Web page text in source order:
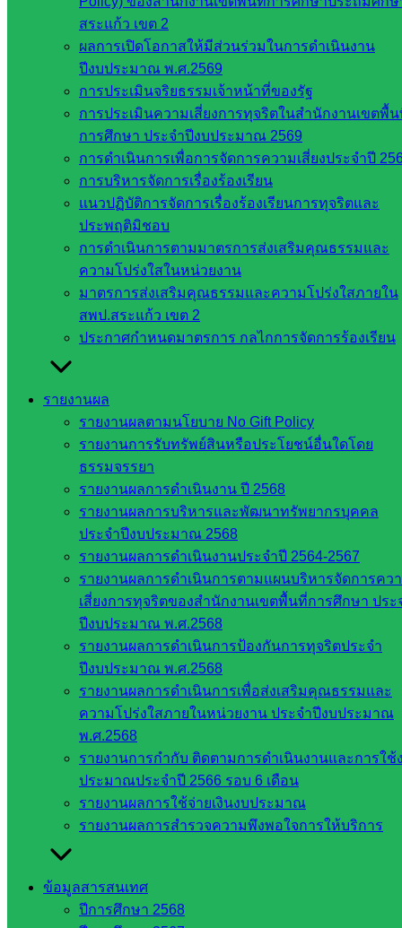
สระแก้ว เขต 2
ผลการเปิดโอกาสให้มีส่วนร่วมในการดำเนินงาน
ปีงบประมาณ พ.ศ.2569
การประเมินจริยธรรมเจ้าหน้าที่ของรัฐ
การประเมินความเสี่ยงการทุจริตในสำนักงานเขตพื้
การศึกษา ประจำปีงบประมาณ 2569
การดำเนินการเพื่อการจัดการความเสี่ยงประจำปี
การบริหารจัดการเรื่องร้องเรียน
แนวปฏิบัติการจัดการเรื่องร้องเรียนการทุจริตและ
ประพฤติมิชอบ
การดำเนินการตามมาตรการส่งเสริมคุณธรรมและ
ความโปร่งใสในหน่วยงาน
มาตรการส่งเสริมคุณธรรมและความโปร่งใสภายใน
สพป.สระแก้ว เขต 2
ประกาศกำหนดมาตรการ กลไกการจัดการร้องเรียน
รายงานผล
รายงานผลตามนโยบาย No Gift Policy
รายงานการรับทรัพย์สินหรือประโยชน์อื่นใดโดย
ธรรมจรรยา
รายงานผลการดำเนินงาน ปี 2568
รายงานผลการบริหารและพัฒนาทรัพยากรบุคคล
ประจำปีงบประมาณ 2568
รายงานผลการดำเนินงานประจำปี 2564-2567
รายงานผลการดำเนินการตามแผนบริหารจัดการคว
เสี่ยงการทุจริตของสำนักงานเขตพื้นที่การศึกษา ประ
ปีงบประมาณ พ.ศ.2568
รายงานผลการดำเนินการป้องกันการทุจริตประจำ
ปีงบประมาณ พ.ศ.2568
รายงานผลการดำเนินการเพื่อส่งเสริมคุณธรรมและ
ความโปร่งใสภายในหน่วยงาน ประจำปีงบประมาณ
พ.ศ.2568
รายงานการกำกับ ติดตามการดำเนินงานและการใช้
ประมาณประจำปี 2566 รอบ 6 เดือน
รายงานผลการใช้จ่ายเงินงบประมาณ
รายงานผลการสำรวจความพึงพอใจการให้บริการ
ข้อมูลสารสนเทศ
ปีการศึกษา 2568
สำนักงาน
ส.ก.ส.ค
หน่วยงาน
ในจังหวัด
สระแก้ว
จังหวัด
สระแก้ว
องค์การ
บริหาร
ส่วน
จังหวัด
สระแก้ว
ศึกษาธิการ
สระแก้ว
สำนักงาน
ส.ก.ส.ค.
จังหวัด
สระแก้ว
สระแก้ว
สพป.สระแก้ว
โรงเรียน
ในสังกัด
สพป.สระแก้ว
โรงเรียน
ในสังกัด
สพป.สระแก้ว
วิทยาลัย
เทคนิค
สระแก้ว
วิทยาลัย
เทคนิค